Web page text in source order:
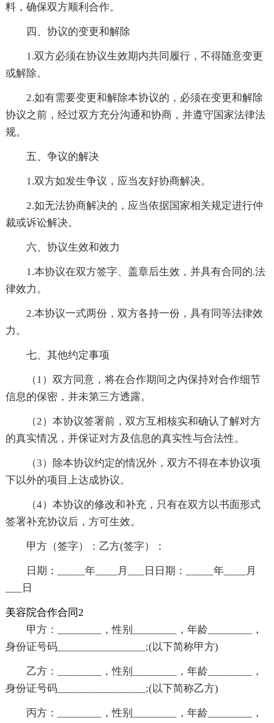
料，确保双方顺利合作。
四、协议的变更和解除
1.双方必须在协议生效期内共同履行，不得随意变更
或解除。
2.如有需要变更和解除本协议的，必须在变更和解除
协议之前，经过双方充分沟通和协商，并遵守国家法律法
规。
五、争议的解决
1.双方如发生争议，应当友好协商解决。
2.如无法协商解决的，应当依据国家相关规定进行仲
裁或诉讼解决。
六、协议生效和效力
1.本协议在双方签字、盖章后生效，并具有合同的.法
律效力。
2.本协议一式两份，双方各持一份，具有同等法律效
力。
七、其他约定事项
（1）双方同意，将在合作期间之内保持对合作细节
信息的保密，并未第三方透露。
（2）本协议签署前，双方互相核实和确认了解对方
的真实情况，并保证对方及信息的真实性与合法性。
（3）除本协议约定的情况外，双方不得在本协议项
下以外的项目上达成协议。
（4）本协议的修改和补充，只有在双方以书面形式
签署补充协议后，方可生效。
甲方（签字）：乙方(签字）：
日期：_____年____月___日日期：_____年____月
___日
美容院合作合同2
甲方：________，性别________，年龄________，
身份证号码________________;(以下简称甲方)
乙方：________，性别________，年龄________，
身份证号码________________;(以下简称乙方)
丙方：________，性别________，年龄________，